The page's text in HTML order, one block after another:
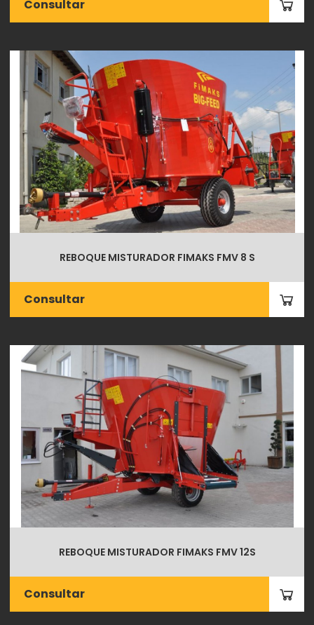
Consultar
REBOQUE MISTURADOR FIMAKS FMV 8 S
Consultar
REBOQUE MISTURADOR FIMAKS FMV 12S
Consultar